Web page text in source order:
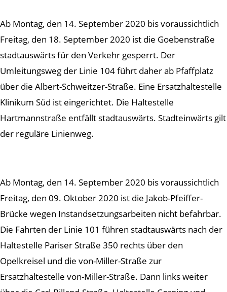
Ab Montag, den 14. September 2020 bis voraussichtlich
Freitag, den 18. September 2020 ist die Goebenstraße
stadtauswärts für den Verkehr gesperrt. Der
Umleitungsweg der Linie 104 führt daher ab Pfaffplatz
über die Albert-Schweitzer-Straße. Eine Ersatzhaltestelle
Klinikum Süd ist eingerichtet. Die Haltestelle
Hartmannstraße entfällt stadtauswärts. Stadteinwärts gilt
der reguläre Linienweg.
Ab Montag, den 14. September 2020 bis voraussichtlich
Freitag, den 09. Oktober 2020 ist die Jakob-Pfeiffer-
Brücke wegen Instandsetzungsarbeiten nicht befahrbar.
Die Fahrten der Linie 101 führen stadtauswärts nach der
Haltestelle Pariser Straße 350 rechts über den
Opelkreisel und die von-Miller-Straße zur
Ersatzhaltestelle von-Miller-Straße. Dann links weiter